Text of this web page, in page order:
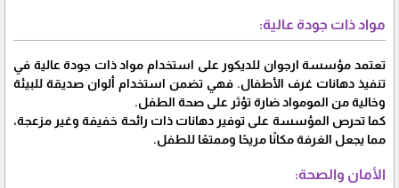
مواد ذات جودة عالية:
تعتمد مؤسسة ارجوان للديكور على استخدام مواد ذات جودة عالية في
تنفيذ دهانات غرف الأطفال. فهي تضمن استخدام ألوان صديقة للبيئة
وخالية من المومواد ضارة تؤثر على صحة الطفل.
كما تحرص المؤسسة على توفير دهانات ذات رائحة خفيفة وغير مزعجة،
مما يجعل الغرفة مكانًا مريحًا وممتعًا للطفل.
الأمان والصحة: